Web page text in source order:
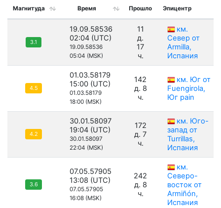
Магнитуда Время Прошло Эпицентр
3.1
19.09.58536
02:04 (UTC)
19.09.58536
05:04 (MSK)
11
д.
17
ч.
км.
Север от
Armilla,
Испания
4.5
01.03.58179
15:00 (UTC)
01.03.58179
18:00 (MSK)
142
д. 8
ч.
км. Юг от
Fuengirola,
Юг pain
4.2
30.01.58097
19:04 (UTC)
30.01.58097
22:04 (MSK)
172
д. 7
ч.
км. Юго-
запад от
Turrillas,
Испания
3.6
07.05.57905
13:08 (UTC)
07.05.57905
16:08 (MSK)
242
д. 8
ч.
км.
Северо-
восток от
Armiñón,
Испания